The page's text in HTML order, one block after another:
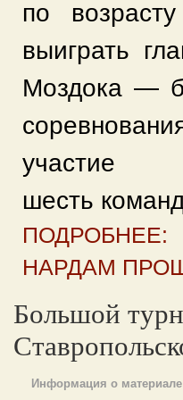
по
выиграть
Моздока —
участие
шесть
НАРДАМ
Большой
Информация о материале